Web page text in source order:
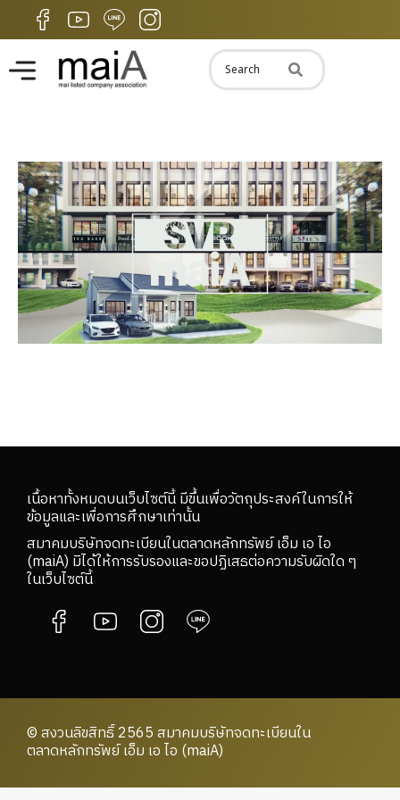
เนื้อหาทั้งหมดบนเว็บไซต์นี้ มีขึ้นเพื่อวัตถุประสงค์ในการให้
ข้อมูลและเพื่อการศึกษาเท่านั้น
สมาคมบริษัทจดทะเบียนในตลาดหลักทรัพย์ เอ็ม เอ ไอ
(maiA) มิได้ให้การรับรองและขอปฏิเสธต่อความรับผิดใด ๆ
ในเว็บไซต์นี้
© สงวนลิขสิทธิ์ 2565 สมาคมบริษัทจดทะเบียนใน
ตลาดหลักทรัพย์ เอ็ม เอ ไอ (maiA)